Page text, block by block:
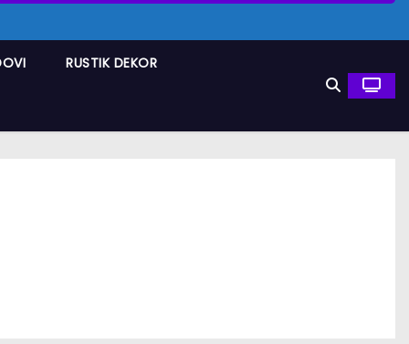
RUSTIK DEKOR